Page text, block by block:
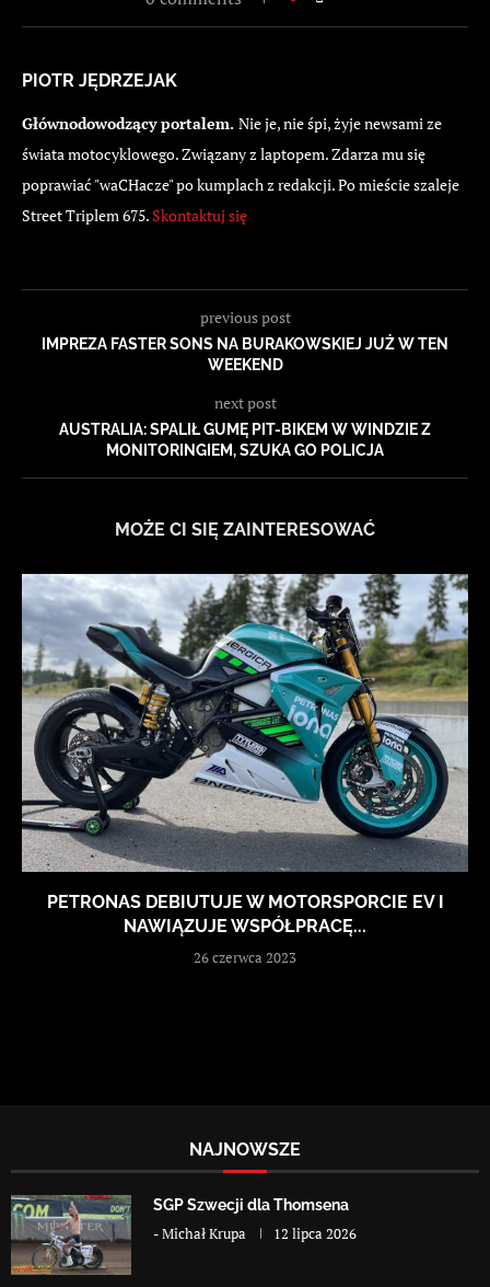
PIOTR JĘDRZEJAK
Głównodowodzący portalem. Nie je, nie śpi, żyje newsami ze
świata motocyklowego. Związany z laptopem. Zdarza mu się
poprawiać "waCHacze" po kumplach z redakcji. Po mieście szaleje
Street Triplem 675. Skontaktuj się
previous post
IMPREZA FASTER SONS NA BURAKOWSKIEJ JUŻ W TEN
WEEKEND
next post
AUSTRALIA: SPALIŁ GUMĘ PIT-BIKEM W WINDZIE Z
MONITORINGIEM, SZUKA GO POLICJA
MOŻE CI SIĘ ZAINTERESOWAĆ
PETRONAS DEBIUTUJE W MOTORSPORCIE EV I
NAWIĄZUJE WSPÓŁPRACĘ...
26 czerwca 2023
NAJNOWSZE
SGP Szwecji dla Thomsena
-Michał Krupa 12 lipca 2026